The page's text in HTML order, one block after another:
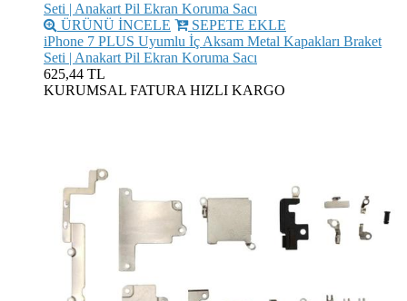
ÜRÜNÜ İNCELE
SEPETE EKLE
iPhone 7 PLUS Uyumlu İç Aksam Metal Kapakları Braket
Seti | Anakart Pil Ekran Koruma Sacı
625,44 TL
KURUMSAL FATURA HIZLI KARGO